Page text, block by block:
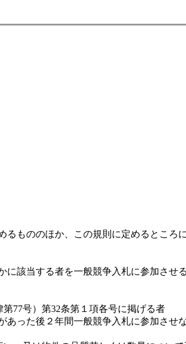
もののほか、この規則に定めるところに
該当する者を一般競争入札に参加させ
77号）第32条第１項各号に掲げる者
った後２年間一般競争入札に参加させ